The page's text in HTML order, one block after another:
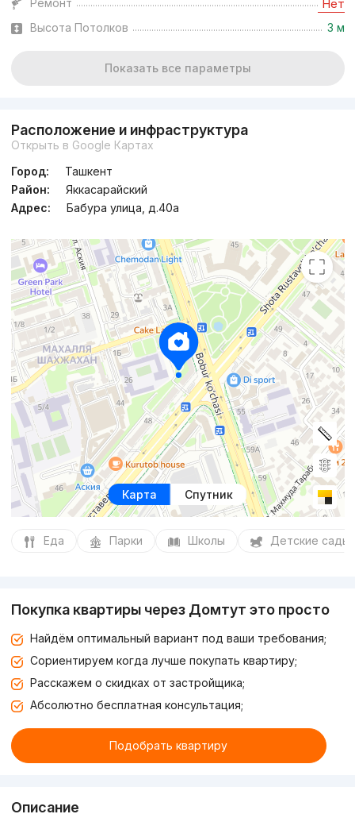
Ремонт Нет
Высота Потолков 3 м
Показать все параметры
Расположение и инфраструктура
Открыть в Google Картах
Город:
Ташкент
Район:
Яккасарайский
Адрес:
Бабура улица, д.40а
Карта Спутник
Еда Парки Школы Детские сады
Покупка квартиры через Домтут это просто
Найдём оптимальный вариант под ваши требования;
Сориентируем когда лучше покупать квартиру;
Расскажем о скидках от застройщика;
Абсолютно бесплатная консультация;
Подобрать квартиру
Описание